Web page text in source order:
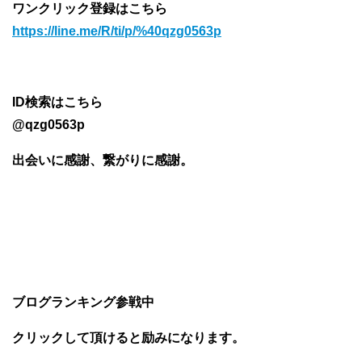
ワンクリック登録はこちら
https://line.me/R/ti/p/%40qzg0563p
ID検索はこちら
@qzg0563p
出会いに感謝、繋がりに感謝。
ブログランキング参戦中
クリックして頂けると励みになります。